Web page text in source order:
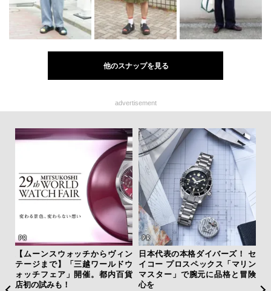
他のスナップを見る
advertisement
【ムーンスウォッチからヴィン
テージまで】「三越ワールドウ
ォッチフェア」開催。都内百貨
店初の試みも！
日本代表の本格ダイバーズ！ セ
イコー プロスペックス「マリン
マスター」で腕元に品格と冒険
心を